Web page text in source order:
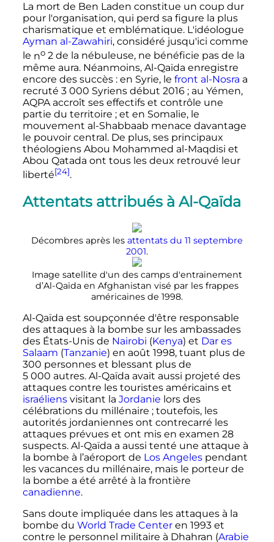
La mort de Ben Laden constitue un coup dur
pour l'organisation, qui perd sa figure la plus
charismatique et emblématique. L'idéologue
Ayman al-Zawahiri, considéré jusqu'ici comme
le no 2de la nébuleuse, ne bénéficie pas de la
même aura. Néanmoins, Al-Qaïda enregistre
encore des succès : en Syrie, le front al-Nosra a
recruté 3 000 Syriensdébut 2016 ; au Yémen,
AQPA accroît ses effectifs et contrôle une
partie du territoire ; et en Somalie, le
mouvement al-Shabbaab menace davantage
le pouvoir central. De plus, ses principaux
théologiens Abou Mohammed al-Maqdisi et
Abou Qatada ont tous les deux retrouvé leur
liberté[24].
Attentats attribués à Al-Qaïda
Décombres après les attentats du 11 septembre
2001.
Image satellite d'un des camps d'entrainement
d’Al-Qaïda en Afghanistan visé par les frappes
américaines de 1998.
Al-Qaïda est soupçonnée d'être responsable
des attaques à la bombe sur les ambassades
des États-Unis de Nairobi (Kenya) et Dar es
Salaam (Tanzanie) en août 1998, tuant plus de
300 personneset blessant plus de
5 000 autres. Al-Qaïda avait aussi projeté des
attaques contre les touristes américains et
israéliensvisitant la Jordanie lors des
célébrations du millénaire ; toutefois, les
autorités jordaniennes ont contrecarré les
attaques prévues et ont mis en examen 28
suspects. Al-Qaïda a aussi tenté une attaque à
la bombe à l’aéroport de Los Angelespendant
les vacances du millénaire, mais le porteur de
la bombe a été arrêté à la frontière
canadienne.
Sans doute impliquée dans les attaques à la
bombe du World Trade Centeren 1993 et
contre le personnel militaire à Dhahran (Arabie